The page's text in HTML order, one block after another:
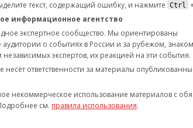
текст, содержащий ошибку, и нажмите Ctrl
информационное агентство
экспертное сообщество. Мы ориентированы
о событиях в России и за рубежом,
экспертов, их реакцией на эти события.
несёт ответственности за материалы
некоммерческое использование материалов с
см. правила использования.